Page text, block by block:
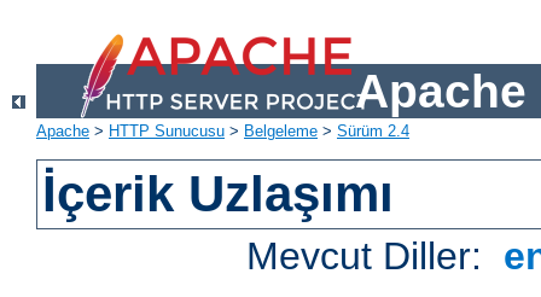
Apache
Apache > HTTP Sunucusu > Belgeleme > Sürüm 2.4
İçerik Uzlaşımı
Mevcut Diller: